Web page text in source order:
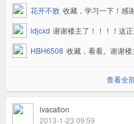
花开不败 收藏，学习一下！感
idjcxd 谢谢楼主了！！！！这
HBH6508 收藏，看看。谢谢楼
查看全
lvacation
2013-1-23 09:59